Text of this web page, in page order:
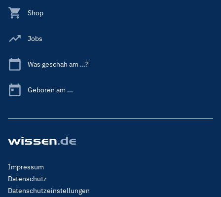
Shop
Jobs
Was geschah am ...?
Geboren am ...
Footer
Menu
Legal
Impressum
Datenschutz
Datenschutzeinstellungen